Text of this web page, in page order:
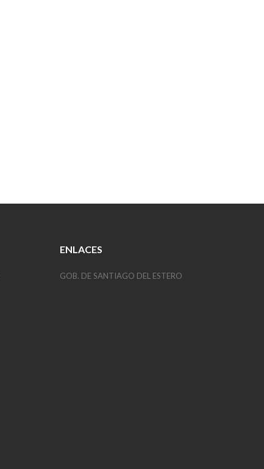
ENLACES
GOB. DE SANTIAGO DEL ESTERO